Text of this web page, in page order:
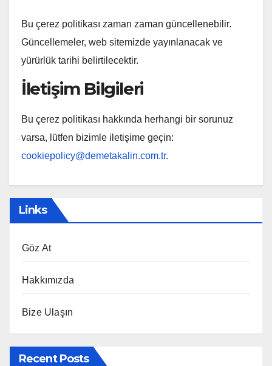
Bu çerez politikası zaman zaman güncellenebilir.
Güncellemeler, web sitemizde yayınlanacak ve
yürürlük tarihi belirtilecektir.
İletişim Bilgileri
Bu çerez politikası hakkında herhangi bir sorunuz
varsa, lütfen bizimle iletişime geçin:
cookiepolicy@demetakalin.com.tr.
Links
Göz At
Hakkımızda
Bize Ulaşın
Recent Posts